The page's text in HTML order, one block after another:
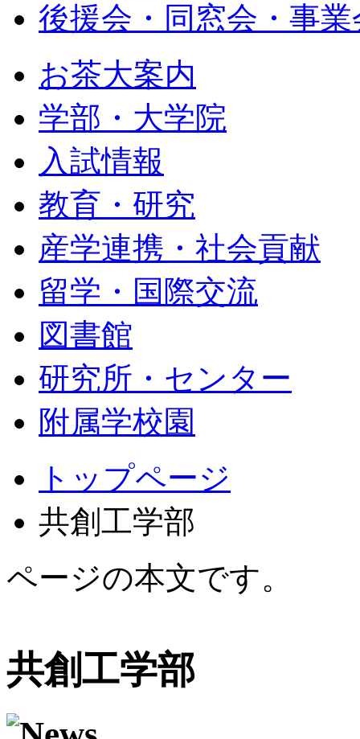
後援会・同窓会・事業
お茶大案内
学部・大学院
入試情報
教育・研究
産学連携・社会貢献
留学・国際交流
図書館
研究所・センター
附属学校園
トップページ
共創工学部
ページの本文です。
共創工学部